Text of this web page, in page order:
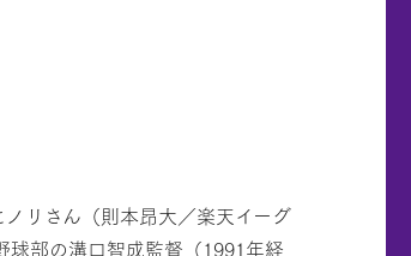
リさん（則本昂大／楽天イーグ
部の溝口智成監督（1991年経